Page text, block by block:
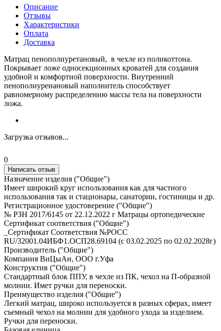
Описание
Отзывы
Характеристики
Оплата
Доставка
Матрац пенополиуретановый, в чехле из поликоттона.
Покрывает ложе односекционных кроватей для создания
удобной и комфортной поверхности. Внутренний
пенополиуренановый наполнитель способствует
равномерному распределению массы тела на поверхности
ложа.
Загрузка отзывов...
0
Написать отзыв
Назначение изделия ("Общие")
Имеет широкий круг использования как для частного
использования так и стационары, санатории, гостиницы и др.
Регистрационное удостоверение ("Общие")
№ РЗН 2017/6145 от 22.12.2022 г Матрацы ортопедические
Сертификат соответствия ("Общие")
_Сертификат Соответствия №РОСС
RU/32001.04ИБФ1.ОСП28.69104 (с 03.02.2025 по 02.02.2028г)
Производитель ("Общие")
Компания ВиЦыАн, ООО г.Уфа
Конструктив ("Общие")
Стандартный блок ППУ, в чехле из ПК, чехол на П-образной
молнии. Имет ручки для переноски.
Преимущество изделия ("Общие")
Легкий матрац, широко используется в разных сферах, имеет
съемный чехол на молнии для удобного ухода за изделием.
Ручки для переноски.